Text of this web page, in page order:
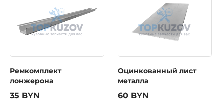
Ремкомплект
лонжерона
35 BYN
Оцинкованный лист
металла
60 BYN